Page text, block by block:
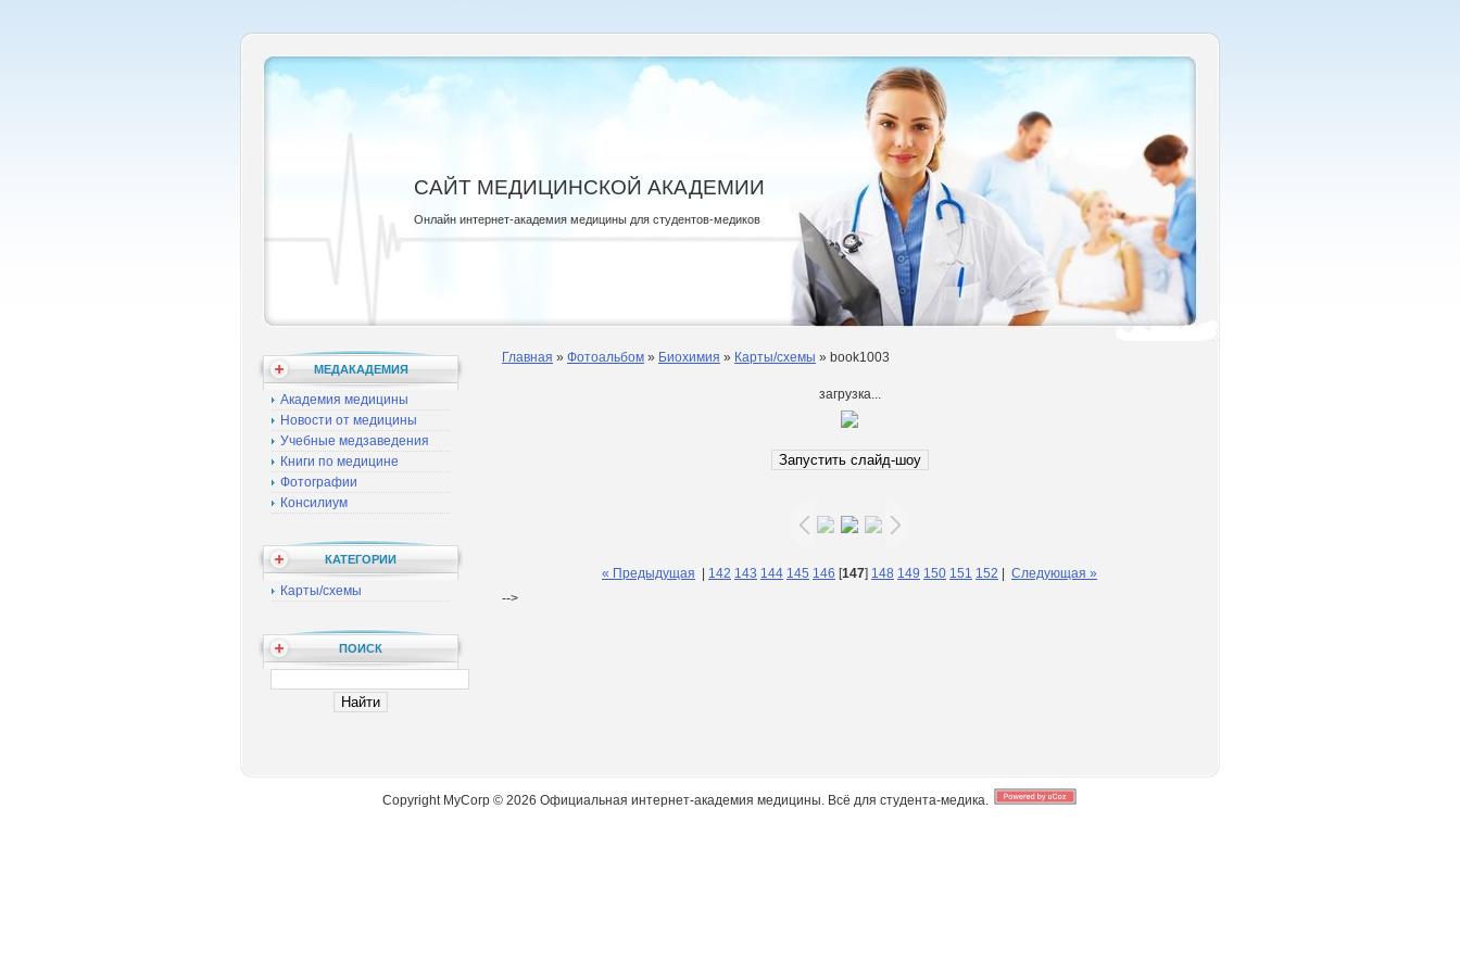
САЙТ МЕДИЦИНСКОЙ АКАДЕМИИ
Онлайн интернет-академия медицины для студентов-медиков
МЕДАКАДЕМИЯ
Академия медицины
Новости от медицины
Учебные медзаведения
Книги по медицине
Фотографии
Консилиум
КАТЕГОРИИ
Карты/схемы
ПОИСК
Главная » Фотоальбом » Биохимия » Карты/схемы » book1003
загрузка...
« Предыдущая 142 143 144 145 146 [147] 148 149 150 151 152
Следующая »
-->
Copyright MyCorp © 2026 Официальная интернет-академия медицины. Всё для студента-медика.